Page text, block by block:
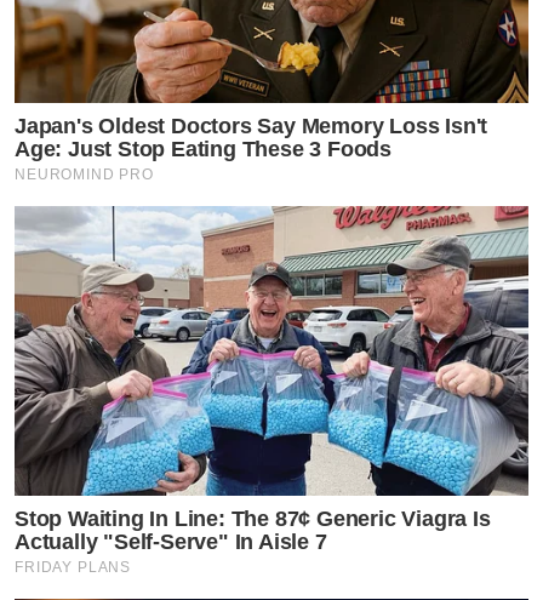
Japan's Oldest Doctors Say Memory Loss Isn't
Age: Just Stop Eating These 3 Foods
NEUROMIND PRO
Stop Waiting In Line: The 87¢ Generic Viagra Is
Actually "Self-Serve" In Aisle 7
FRIDAY PLANS